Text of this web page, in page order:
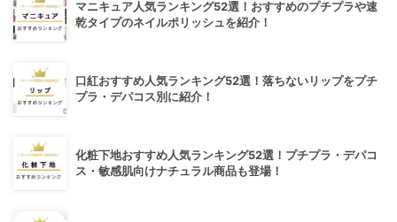
マニキュア人気ランキング52選！おすすめのプチプラや速
乾タイプのネイルポリッシュを紹介！
口紅おすすめ人気ランキング52選！落ちないリップをプチ
プラ・デパコス別に紹介！
化粧下地おすすめ人気ランキング52選！プチプラ・デパコ
ス・敏感肌向けナチュラル商品も登場！